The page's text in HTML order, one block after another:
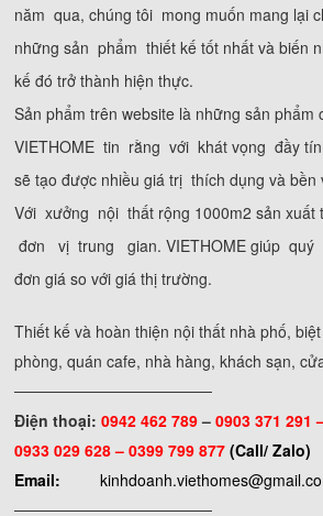
năm qua, chúng tôi mong muốn mang lại
những sản phẩm thiết kế tốt nhất và biến
kế đó trở thành hiện thực.
Sản phẩm trên website là những sản phẩm
VIETHOME tin rằng với khát vọng đầy
sẽ tạo được nhiều giá trị thích dụng và bền
Với xưởng nội thất rộng 1000m2 sản xuất
đơn vị trung gian. VIETHOME giúp quý
đơn giá so với giá thị trường.
Thiết kế và hoàn thiện nội thất nhà phố,
phòng, quán cafe, nhà hàng, khách sạn,
──────────────────
Điện thoại:0942 462 789–0903 371 291
0933 029 628 – 0399 799 877(Call/ Zalo)
Email:
──────────────────